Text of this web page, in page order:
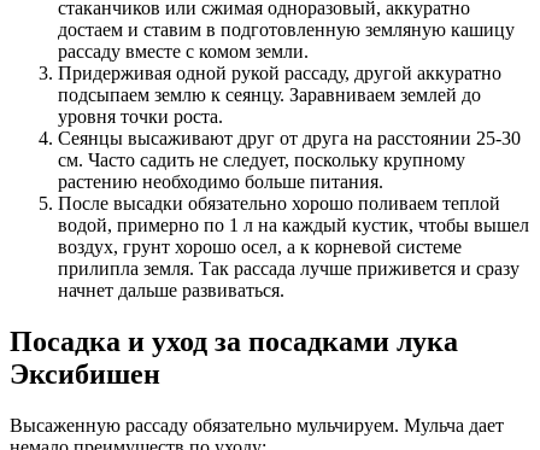
стаканчиков или сжимая одноразовый, аккуратно
достаем и ставим в подготовленную земляную кашицу
рассаду вместе с комом земли.
Придерживая одной рукой рассаду, другой аккуратно
подсыпаем землю к сеянцу. Заравниваем землей до
уровня точки роста.
Сеянцы высаживают друг от друга на расстоянии 25-30
см. Часто садить не следует, поскольку крупному
растению необходимо больше питания.
После высадки обязательно хорошо поливаем теплой
водой, примерно по 1 л на каждый кустик, чтобы вышел
воздух, грунт хорошо осел, а к корневой системе
прилипла земля. Так рассада лучше приживется и сразу
начнет дальше развиваться.
Посадка и уход за посадками лука
Эксибишен
Высаженную рассаду обязательно мульчируем. Мульча дает